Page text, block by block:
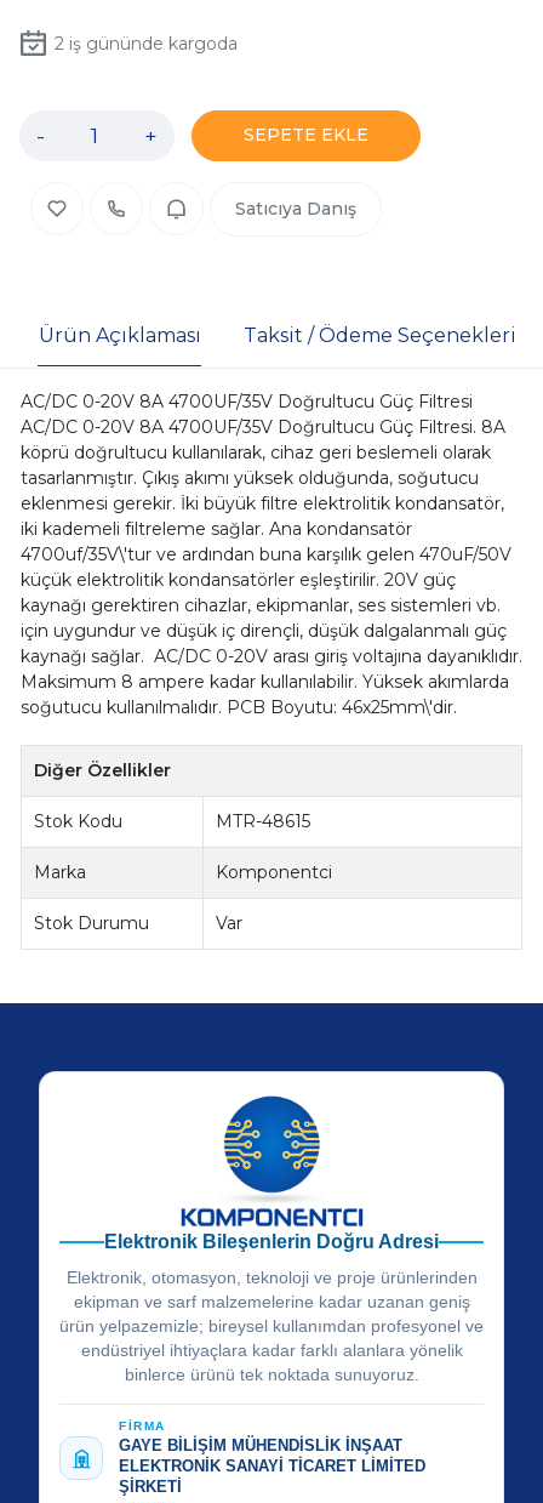
2iş gününde kargoda
- + SEPETE EKLE
Satıcıya Danış
Ürün Açıklaması Taksit / Ödeme Seçenekleri
AC/DC 0-20V 8A 4700UF/35V Doğrultucu Güç Filtresi
AC/DC 0-20V 8A 4700UF/35V Doğrultucu Güç Filtresi. 8A
köprü doğrultucu kullanılarak, cihaz geri beslemeli olarak
tasarlanmıştır. Çıkış akımı yüksek olduğunda, soğutucu
eklenmesi gerekir. İki büyük filtre elektrolitik kondansatör,
iki kademeli filtreleme sağlar. Ana kondansatör
4700uf/35V\'tur ve ardından buna karşılık gelen 470uF/50V
küçük elektrolitik kondansatörler eşleştirilir. 20V güç
kaynağı gerektiren cihazlar, ekipmanlar, ses sistemleri vb.
için uygundur ve düşük iç dirençli, düşük dalgalanmalı güç
kaynağı sağlar. AC/DC 0-20V arası giriş voltajına dayanıklıdır.
Maksimum 8 ampere kadar kullanılabilir. Yüksek akımlarda
soğutucu kullanılmalıdır. PCB Boyutu: 46x25mm\'dir.
Diğer Özellikler
Stok Kodu MTR-48615
Marka Komponentci
Stok Durumu Var
Elektronik Bileşenlerin Doğru Adresi
Elektronik, otomasyon, teknoloji ve proje ürünlerinden
ekipman ve sarf malzemelerine kadar uzanan geniş
ürün yelpazemizle; bireysel kullanımdan profesyonel ve
endüstriyel ihtiyaçlara kadar farklı alanlara yönelik
binlerce ürünü tek noktada sunuyoruz.
FİRMA
GAYE BİLİŞİM MÜHENDİSLİK İNŞAAT
ELEKTRONİK SANAYİ TİCARET LİMİTED
ŞİRKETİ